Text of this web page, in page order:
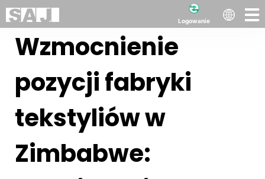
Logowanie
Wzmocnienie
pozycji fabryki
tekstyliów w
Zimbabwe: